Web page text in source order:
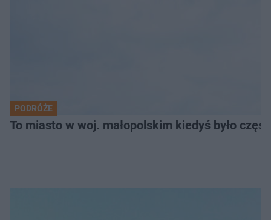
PODRÓŻE
To miasto w woj. małopolskim kiedyś było